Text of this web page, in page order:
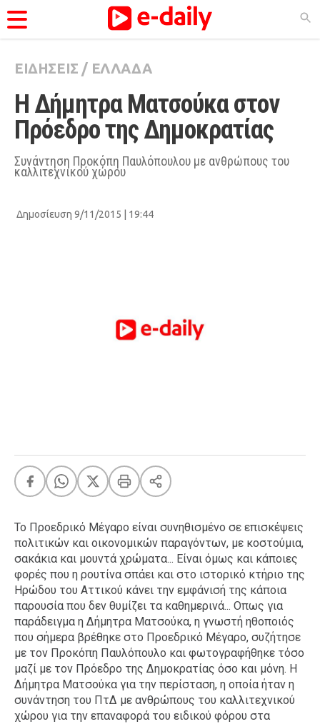
ΚΑΤΗΓΟΡΊΕΣ
Ειδήσεις
Θέματα
Videos
Podcasts
Viral
OMG LOL
Xmas
LIFE
Food
Body+Mind
Ταξίδια
Style
Σπίτι
Family
Σχέσεις
ΕΙΔΗΣΕΙΣ / ΕΛΛΑΔΑ
Η Δήμητρα Ματσούκα στον
Πρόεδρο της Δημοκρατίας
Συνάντηση Προκόπη Παυλόπουλου με ανθρώπους του
καλλιτεχνικού χώρου
Δημοσίευση 9/11/2015 | 19:44
Το Προεδρικό Μέγαρο είναι συνηθισμένο σε επισκέψεις
πολιτικών και οικονομικών παραγόντων, με κοστούμια,
σακάκια και μουντά χρώματα... Είναι όμως και κάποιες
φορές που η ρουτίνα σπάει και στο ιστορικό κτήριο της
Ηρώδου του Αττικού κάνει την εμφάνισή της κάποια
παρουσία που δεν θυμίζει τα καθημερινά... Οπως για
παράδειγμα η Δήμητρα Ματσούκα, η γνωστή ηθοποιός
που σήμερα βρέθηκε στο Προεδρικό Μέγαρο, συζήτησε
με τον Προκόπη Παυλόπουλο και φωτογραφήθηκε τόσο
μαζί με τον Πρόεδρο της Δημοκρατίας όσο και μόνη. Η
Δήμητρα Ματσούκα για την περίσταση, η οποία ήταν η
συνάντηση του ΠτΔ με ανθρώπους του καλλιτεχνικού
χώρου για την επαναφορά του ειδικού φόρου στα